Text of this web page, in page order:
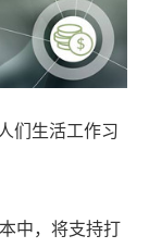
们生活工作习
中，将支持打